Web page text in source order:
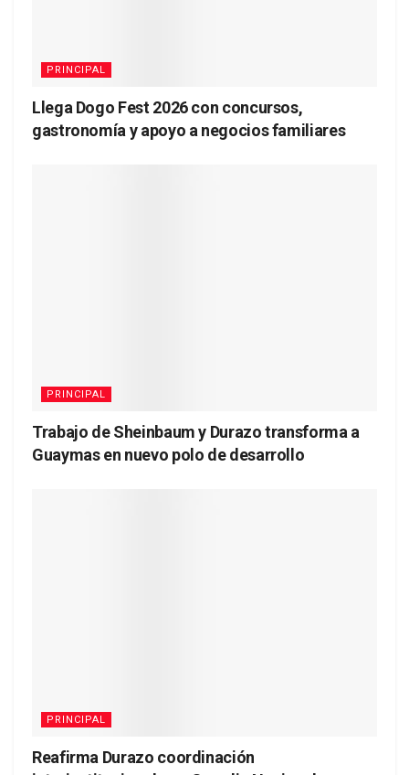
PRINCIPAL
Llega Dogo Fest 2026 con concursos,
gastronomía y apoyo a negocios familiares
PRINCIPAL
Trabajo de Sheinbaum y Durazo transforma a
Guaymas en nuevo polo de desarrollo
PRINCIPAL
Reafirma Durazo coordinación